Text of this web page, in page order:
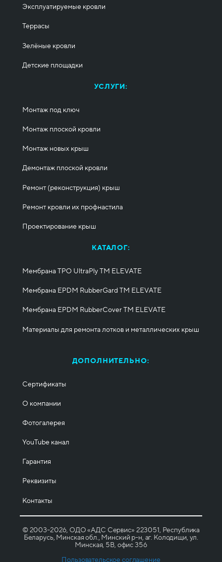
Эксплуатируемые кровли
Террасы
Зелёные кровли
Детские площадки
УСЛУГИ:
Монтаж под ключ
Монтаж плоской кровли
Монтаж новых крыш
Демонтаж плоской кровли
Ремонт (реконструкция) крыш
Ремонт кровли их профнастила
Проектирование крыш
КАТАЛОГ:
Мембрана TPO UltraPly ТМ ELEVATE
Мембрана EPDM RubberGard ТМ ELEVATE
Мембрана EPDM RubberCover ТМ ELEVATE
Материалы для ремонта лотков и металлических крыш
ДОПОЛНИТЕЛЬНО:
Сертификаты
О компании
Фотогалерея
YouTube канал
Гарантия
Реквизиты
Контакты
© 2003-2026, ОДО «АДС Сервис» 223051, Республика
Беларусь, Минская обл., Минский р-н, аг. Колодищи, ул.
Минская, 5B, офис 356
Пользовательское соглашение